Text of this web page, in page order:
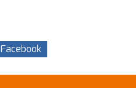
Facebook